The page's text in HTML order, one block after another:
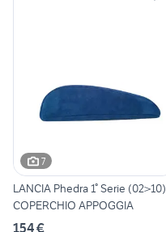
7
LANCIA Phedra 1° Serie (02>10)
COPERCHIO APPOGGIA
154 €